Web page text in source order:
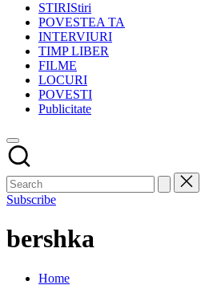
STIRIStiri
POVESTEA TA
INTERVIURI
TIMP LIBER
FILME
LOCURI
POVESTI
Publicitate
Subscribe
bershka
Home